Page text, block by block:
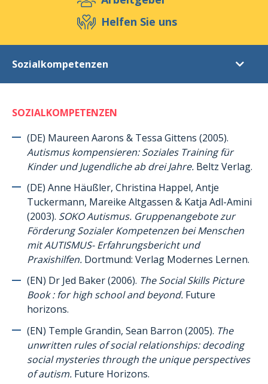
Veranstaltungen Publikationen
Helfen Sie uns
Sozialkompetenzen
Einleitung
Autismus
Das Asperger-Syndrom (im Allgemeinen)
Das Asperger-Syndrom (bei Frauen und Mädchen)
Das TEACCH Programm
ABA (Applied Behaviour Analysis) = applizierte Analyse des Verhaltens
Autonomie
Sozialkompetenzen
Pragmatismus der Sprache / Kommunikation
Schule und Bildung
Sinneswahrnehmung
Wie man Autismus den Personen mit Autismus erklären kann
Wie man Autismus den Geschwistern und Gleichaltrigen eines Kindes
SOZIALKOMPETENZEN
(DE) Maureen Aarons & Tessa Gittens (2005).
Autismus kompensieren: Soziales Training für
Kinder und Jugendliche ab drei Jahre. Beltz Verlag.
(DE) Anne Häußler, Christina Happel, Antje
Tuckermann, Mareike Altgassen & Katja Adl-Amini
(2003). SOKO Autismus. Gruppenangebote zur
Förderung Sozialer Kompetenzen bei Menschen
mit AUTISMUS- Erfahrungsbericht und
Praxishilfen. Dortmund: Verlag Modernes Lernen.
(EN) Dr Jed Baker (2006). The Social Skills Picture
Book : for high school and beyond. Future
horizons.
(EN) Temple Grandin, Sean Barron (2005). The
unwritten rules of social relationships: decoding
social mysteries through the unique perspectives
of autism. Future Horizons.